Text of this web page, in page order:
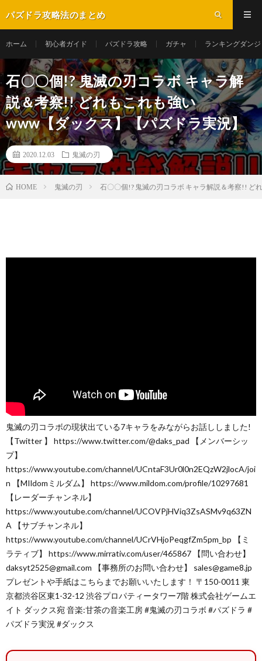
パズドラ攻略法のまとめ
ホーム 初心者ガイド パズドラ攻略 ガチャ ランキングダン
石〇〇個!? 鬼滅の刃コラボ キャラ解
説＆考察!! どれもこれも強い
www【ダックス】【パズドラ実況】
2020.12.03 鬼滅の刃
HOME 鬼滅の刃 石〇〇個!? 鬼滅の刃コラボ キャラ解説＆考察!! ど
鬼滅の刃コラボの現状出ている7キャラをみながらお話ししました!
【Twitter 】 https://www.twitter.com/@daks_pad 【メンバーシッ
プ】
https://www.youtube.com/channel/UCntaF3Ur0l0n2EQzW2jlocA/joi
n 【MIldomミルダム】 https://www.mildom.com/profile/10297681
【レーダーチャンネル】
https://www.youtube.com/channel/UCOVPjHViq3ZsASMv9q63ZN
A 【サブチャンネル】
https://www.youtube.com/channel/UCrVHjoPeqgfZm5pm_bp 【ミ
ラティブ】 https://www.mirrativ.com/user/465867 【問い合わせ】
daksyt2525@gmail.com 【事務所のお問い合わせ】 sales@game8.jp
プレゼントや手紙はこちらまでお願いいたします！ 〒150-0011 東
京都渋谷区東1-32-12 渋谷プロパティータワー7階 株式会社ゲームエ
イト ダックス宛 音楽:甘茶の音楽工房 #鬼滅の刃コラボ #パズドラ #
パズドラ実況 #ダックス